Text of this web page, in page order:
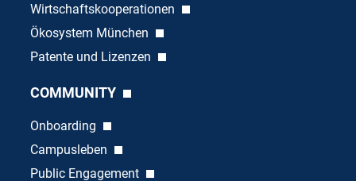
Wirtschaftskooperationen
Ökosystem München
Patente und Lizenzen
COMMUNITY
Onboarding
Campusleben
Public Engagement